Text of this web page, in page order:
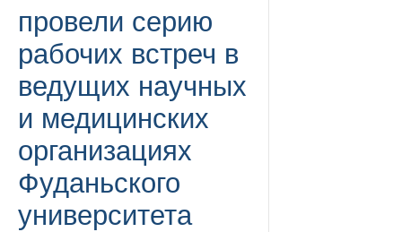
провели серию
рабочих встреч в
ведущих научных
и медицинских
организациях
Фуданьского
университета